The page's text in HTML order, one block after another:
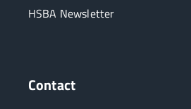
HSBA Newsletter
Contact